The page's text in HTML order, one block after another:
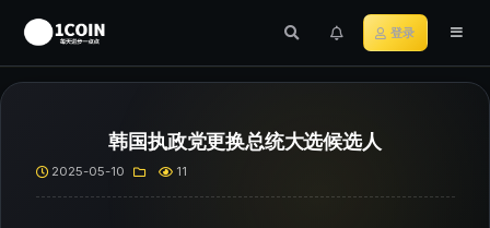
登录
韩国执政党更换总统大选候选人
2025-05-10 11